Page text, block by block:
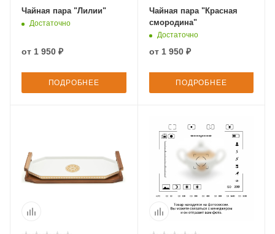
Чайная пара "Лилии"
Достаточно
от 1 950 ₽
ПОДРОБНЕЕ
Чайная пара "Красная
смородина"
Достаточно
от 1 950 ₽
ПОДРОБНЕЕ